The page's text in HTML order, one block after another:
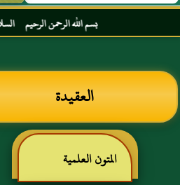
بسم الله الرحمن الرحيم السلام عليكم و
العقيدة
المتون العلمية